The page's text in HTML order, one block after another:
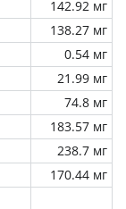
142.92 мг
138.27 мг
0.54 мг
21.99 мг
74.8 мг
183.57 мг
238.7 мг
170.44 мг